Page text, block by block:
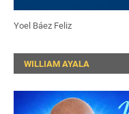
Yoel Báez Feliz
WILLIAM AYALA